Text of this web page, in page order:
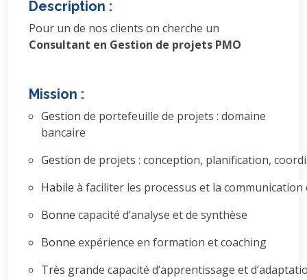
Description :
Pour un de nos clients on cherche un
Consultant en Gestion de projets PMO
Mission :
Gestion de portefeuille de projets : domaine
bancaire
Gestion de projets : conception, planification,
Habile à faciliter les processus et la communication
Bonne capacité d’analyse etde synthèse
Bonne expérience en formation et coaching
Très grande capacité d’apprentissage et